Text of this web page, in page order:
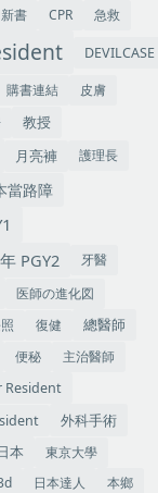
新書 CPR 急救
DEVILCASE
購書連結
皮膚
教授
月亮褲
護理長
當路障
PGY2
牙醫
医師の進化図
復健
總醫師
便秘
主治醫師
Resident
外科手術
本
東京大學
日本達人
本鄉